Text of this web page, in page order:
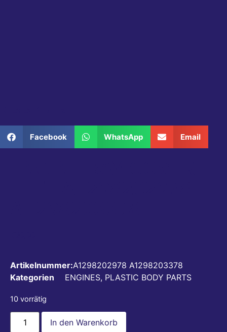
Facebook WhatsApp Email
Artikelnummer:A1298202978 A1298203378
Kategorien
ENGINES, PLASTIC BODY PARTS
10 vorrätig
In den Warenkorb